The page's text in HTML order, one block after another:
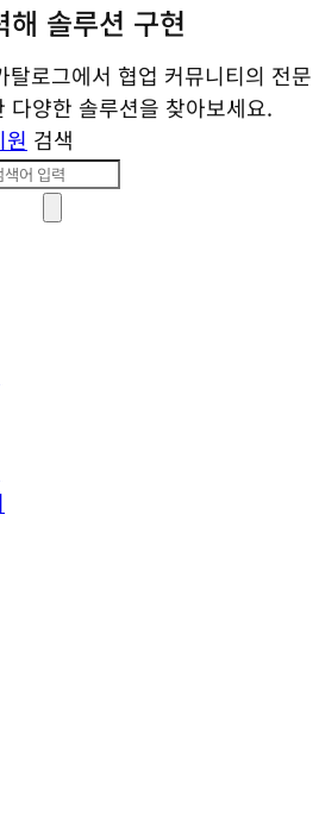
솔루션 구현
로그에서 협업 커뮤니티의 전문
다양한 솔루션을 찾아보세요.
원 검색